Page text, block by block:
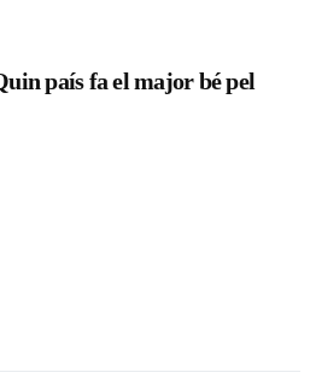
país fa el major bé pel